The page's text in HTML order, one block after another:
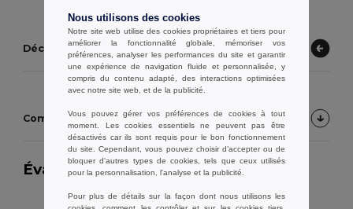
Découvrez d'autres produits
Commentaires Clients sur le Produit
Évaluation: 5.0 sur 8 évaluations
Nous utilisons des cookies
Notre site web utilise des cookies propriétaires et tiers pour
améliorer la fonctionnalité globale, mémoriser vos
préférences, analyser les performances du site et garantir
une expérience de navigation fluide et personnalisée, y
compris du contenu adapté, des interactions optimisées
avec notre site web, et de la publicité.
Vous pouvez gérer vos préférences de cookies à tout
moment. Les cookies essentiels ne peuvent pas être
désactivés car ils sont requis pour le bon fonctionnement
du site. Cependant, vous pouvez choisir d’accepter ou de
bloquer d'autres types de cookies, tels que ceux utilisés
pour la personnalisation, l'analyse et la publicité.
Pour plus de détails sur la façon dont nous utilisons les